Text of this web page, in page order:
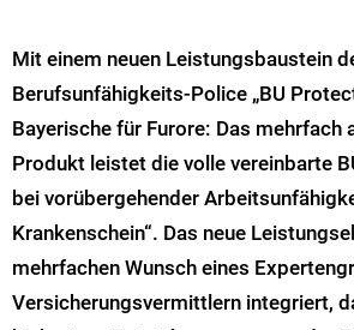
Mit einem neuen Leistungsbaustein
Berufsunfähigkeits-Police „BU
Bayerische für Furore: Das mehrfach
Produkt leistet die volle vereinbarte
bei vorübergehender
Krankenschein“. Das neue
mehrfachen Wunsch eines
Versicherungsvermittlern integriert,